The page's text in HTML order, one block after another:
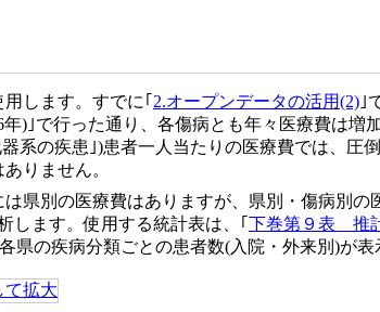
します。すでに｢ 2.オープンデータの活用(2) ｣
)｣で行った通り、各傷病とも年々医療費は増
系の疾患｣)患者一人当たりの医療費では、圧
りません。
県別の医療費はありますが、県別・傷病別
します。使用する統計表は、｢ 下巻第９表 推
県の疾病分類ごとの患者数(入院・外来別)が表